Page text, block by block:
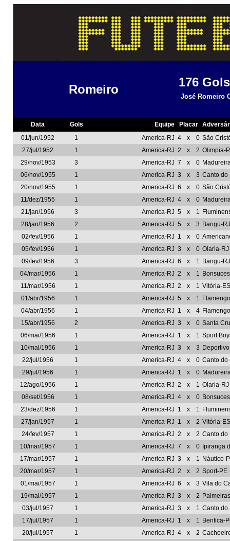
Romeiro
176 Gols
José Romeiro
Data Gols Equipe Placar
01/jun/1952
1 America-RJ 4 x 0 São
27/jul/1952
1 America-RJ 2 x 2 Olimpia-
29/nov/1953
3 America-RJ 7 x 0
06/nov/1955
1 America-RJ 3 x 3 Canto do
20/nov/1955
1 America-RJ 6 x 0 São
11/dez/1955
1 America-RJ 4 x 0
21/jan/1956
3 America-RJ 5 x 1
28/jan/1956
2 America-RJ 5 x 3 Bangu-RJ
02/fev/1956
1 America-RJ 1 x 0
05/fev/1956
1 America-RJ 3 x 0 Olaria-RJ
09/fev/1956
3 America-RJ 6 x 1 Bangu-RJ
04/mar/1956
1 America-RJ 2 x 1
11/mar/1956
1 America-RJ 2 x 1 Vitória-ES
01/abr/1956
1 America-RJ 5 x 1
04/abr/1956
1 America-RJ 1 x 4
15/abr/1956
2 America-RJ 3 x 0 Santa
06/mai/1956
1 America-RJ 1 x 1 Sport
10/mai/1956
1 America-RJ 3 x 3
22/jul/1956
1 America-RJ 4 x 0 Canto do
29/jul/1956
1 America-RJ 1 x 0
12/ago/1956
1 America-RJ 2 x 1 Olaria-RJ
08/set/1956
1 America-RJ 4 x 0
23/dez/1956
1 America-RJ 1 x 1
27/jan/1957
1 America-RJ 1 x 2 Vitória-ES
24/fev/1957
1 America-RJ 2 x 2 Canto do
10/mar/1957
1 America-RJ 7 x 0
Ipiranga
17/mar/1957
1 America-RJ 3 x 1 Náutico-
20/mar/1957
1 America-RJ 2 x 2 Sport-PE
01/mai/1957
1 America-RJ 6 x 3 Vila do
19/mai/1957
1 America-RJ 3 x 2
03/jul/1957
1 America-RJ 3 x 1 Canto do
17/jul/1957
1 America-RJ 1 x 1 Benfica-
20/jul/1957
1 America-RJ 4 x 2